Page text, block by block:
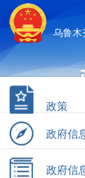
乌鲁木
政策
政府信
政府信